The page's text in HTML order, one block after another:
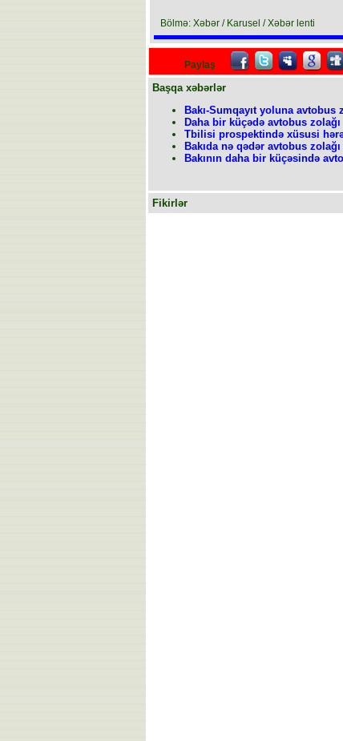
Bölmə: Xəbər / Karusel / Xəbər lenti
Paylaş
Başqa xəbərlər
Bakı-Sumqayıt yoluna avtobus
Daha bir küçədə avtobus zolağı
Tbilisi prospektində xüsusi
Bakıda nə qədər avtobus zolağı
Bakının daha bir küçəsində
Fikirlər